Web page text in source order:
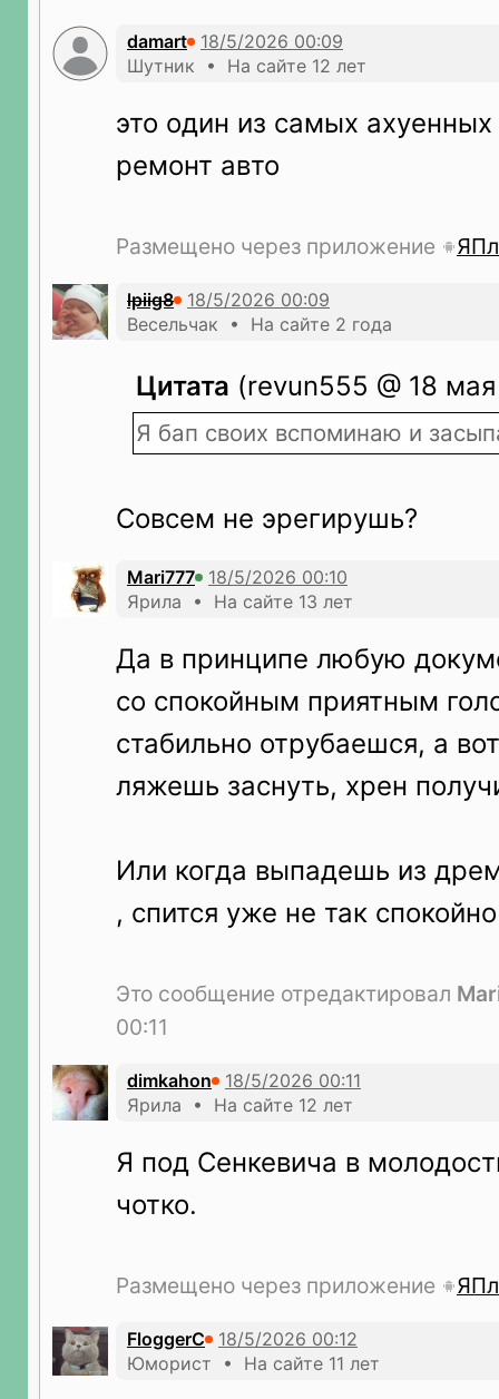
damart
Шутник • На сайте 12 лет
это один из самых
ремонт авто
Размещено через приложение
lpiig8
Весельчак • На сайте 2 года
Цитата (revun555 @ 18
Я бап своих вспоминаю и
Совсем не эрегирушь?
Mari777
Ярила • На сайте 13 лет
Да в принципе любую
со спокойным приятным
стабильно отрубаешся, а
ляжешь заснуть, хрен
Или когда выпадешь из
, спится уже не так
Это сообщение отредактировал
00:11
dimkahon
Ярила • На сайте 12 лет
Я под Сенкевича в
чотко.
Размещено через приложение
FloggerC
Юморист • На сайте 11 лет